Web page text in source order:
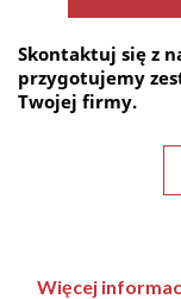
Skontaktuj się z
przygotujemy
Twojej firmy.
Więcej